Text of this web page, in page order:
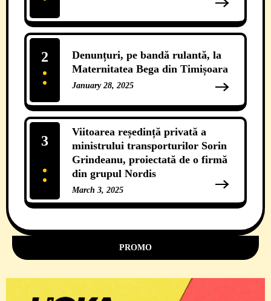
Denunțuri, pe bandă rulantă, la
Maternitatea Bega din Timișoara
January 28, 2025
2
Viitoarea reședință privată a
ministrului transporturilor Sorin
Grindeanu, proiectată de o firmă
din grupul Nordis
March 3, 2025
11 Comments
3
PROMO